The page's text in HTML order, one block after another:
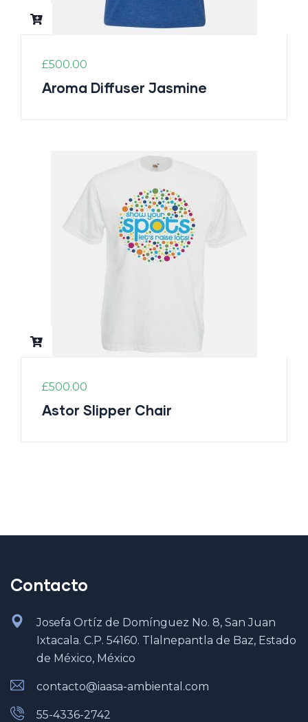
£500.00
Aroma Diffuser Jasmine
£500.00
Astor Slipper Chair
Contacto
Josefa Ortíz de Domínguez No. 8, San Juan
Ixtacala. C.P. 54160. Tlalnepantla de Baz, Estado
de México, México
contacto@iaasa-ambiental.com
55-4336-2742